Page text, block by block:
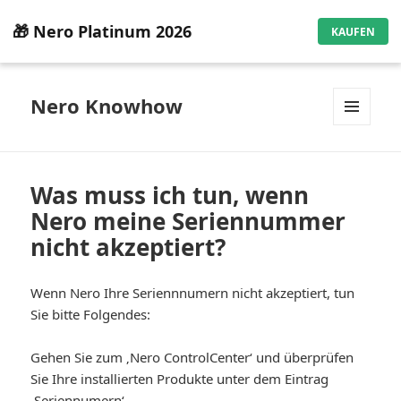
🎁 Nero Platinum 2026 KAUFEN
Nero Knowhow
Was muss ich tun, wenn
Nero meine Seriennummer
nicht akzeptiert?
Wenn Nero Ihre Seriennnumern nicht akzeptiert, tun
Sie bitte Folgendes:
Gehen Sie zum ‚Nero ControlCenter‘ und überprüfen
Sie Ihre installierten Produkte unter dem Eintrag